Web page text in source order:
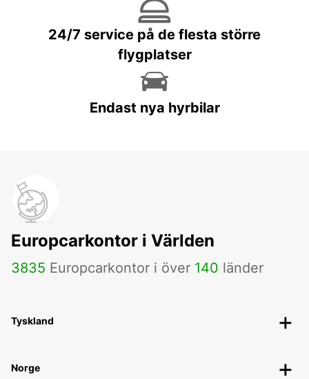
24/7 service på de flesta större
flygplatser
Endast nya hyrbilar
Europcarkontor i Världen
3835 Europcarkontor i över 140 länder
Tyskland
Norge